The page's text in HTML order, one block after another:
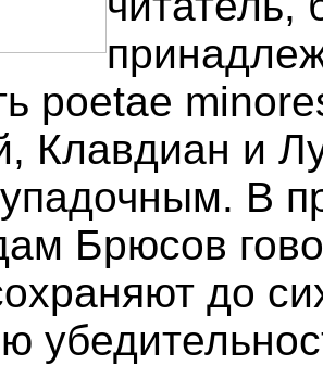
poetae
Клавдиан и
В
Брюсов
до